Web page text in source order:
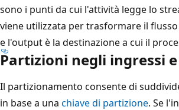
sono i punti da cui l'attività legge lo
viene utilizzata per trasformare il
e l'output è la destinazione a cui il
Partizioni negli ingressi
Il partizionamento consente di
in base a una chiave di partizione. Se